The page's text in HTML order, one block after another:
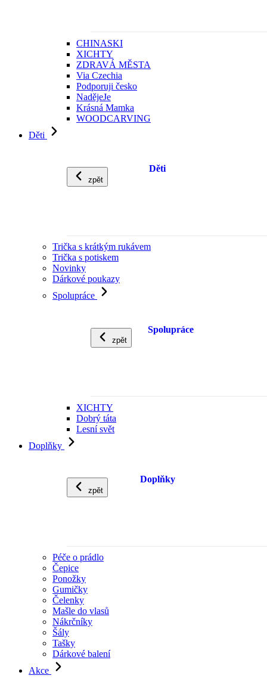
CHINASKI
XICHTY
ZDRAVÁ MĚSTA
Via Czechia
Podporuji česko
NadějeJe
Krásná Mamka
WOODCARVING
Děti
zpět
Děti
Trička s krátkým rukávem
Trička s potiskem
Novinky
Dárkové poukazy
Spolupráce
zpět
Spolupráce
XICHTY
Dobrý táta
Lesní svět
Doplňky
zpět
Doplňky
Péče o prádlo
Čepice
Ponožky
Gumičky
Čelenky
Mašle do vlasů
Nákrčníky
Šály
Tašky
Dárkové balení
Akce